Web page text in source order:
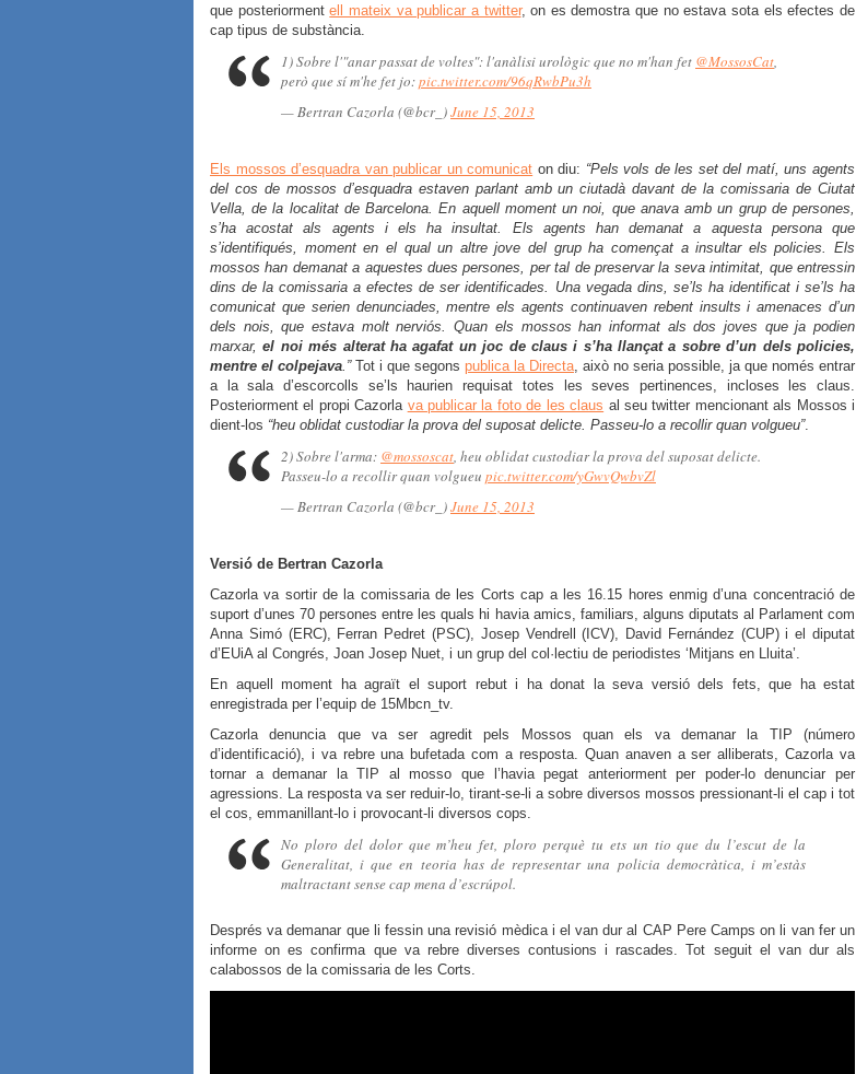
que posteriormentell mateix va publicar a twitter, on es demostra que no estava sota els efectes de
cap tipus de substància.
1) Sobre l'"anar passat de voltes": l'anàlisi urològic que no m'han fet @MossosCat,
però que sí m'he fet jo:pic.twitter.com/96qRwbPu3h
— Bertran Cazorla (@bcr_)June 15, 2013
Els mossos d’esquadra van publicar un comunicat on diu: “Pels vols de les set del matí, uns agents
del cos de mossos d’esquadra estaven parlant amb un ciutadà davant de la comissaria de Ciutat
Vella, de la localitat de Barcelona. En aquell moment un noi, que anava amb un grup de persones,
s’ha acostat als agents i els ha insultat. Els agents han demanat a aquesta persona que
s’identifiqués, moment en el qual un altre jove del grup ha començat a insultar els policies. Els
mossos han demanat a aquestes dues persones, per tal de preservar la seva intimitat, que entressin
dins de la comissaria a efectes de ser identificades. Una vegada dins, se’ls ha identificat i se’ls ha
comunicat que serien denunciades, mentre els agents continuaven rebent insults i amenaces d’un
dels nois, que estava molt nerviós. Quan els mossos han informat als dos joves que ja podien
marxar,el noi més alterat ha agafat un joc de claus i s’ha llançat a sobre d’un dels policies,
mentre el colpejava.”Tot i que segons publica la Directa, això no seria possible, ja que només entrar
a la sala d’escorcolls se’ls haurien requisat totes les seves pertinences, incloses les claus.
Posteriorment el propi Cazorla va publicar la foto de les claus al seu twitter mencionant als Mossos i
dient-los “heu oblidat custodiar la prova del suposat delicte. Passeu-lo a recollir quan volgueu”.
2) Sobre l'arma: @mossoscat, heu oblidat custodiar la prova del suposat delicte.
Passeu-lo a recollir quan volgueu pic.twitter.com/yGwvQwbvZl
— Bertran Cazorla (@bcr_)June 15, 2013
Versió de Bertran Cazorla
Cazorla va sortir de la comissaria de les Corts cap a les 16.15 hores enmig d’una concentració de
suport d’unes 70 persones entre les quals hi havia amics, familiars, alguns diputats al Parlament com
Anna Simó (ERC), Ferran Pedret (PSC), Josep Vendrell (ICV), David Fernández (CUP) i el diputat
d’EUiA al Congrés, Joan Josep Nuet, i un grup del col·lectiu de periodistes ‘Mitjans en Lluita’.
En aquell moment ha agraït el suport rebut i ha donat la seva versió dels fets, que ha estat
enregistrada per l’equip de 15Mbcn_tv.
Cazorla denuncia que va ser agredit pels Mossos quan els va demanar la TIP (número
d’identificació), i va rebre una bufetada com a resposta. Quan anaven a ser alliberats, Cazorla va
tornar a demanar la TIP al mosso que l’havia pegat anteriorment per poder-lo denunciar per
agressions. La resposta va ser reduir-lo, tirant-se-li a sobre diversos mossos pressionant-li el cap i tot
el cos, emmanillant-lo i provocant-li diversos cops.
No ploro del dolor que m’heu fet, ploro perquè tu ets un tio que du l’escut de la
Generalitat, i que en teoria has de representar una policia democràtica, i m’estàs
maltractant sense cap mena d’escrúpol.
Després va demanar que li fessin una revisió mèdica i el van dur al CAP Pere Camps on li van fer un
informe on es confirma que va rebre diverses contusions i rascades. Tot seguit el van dur als
calabossos de la comissaria de les Corts.